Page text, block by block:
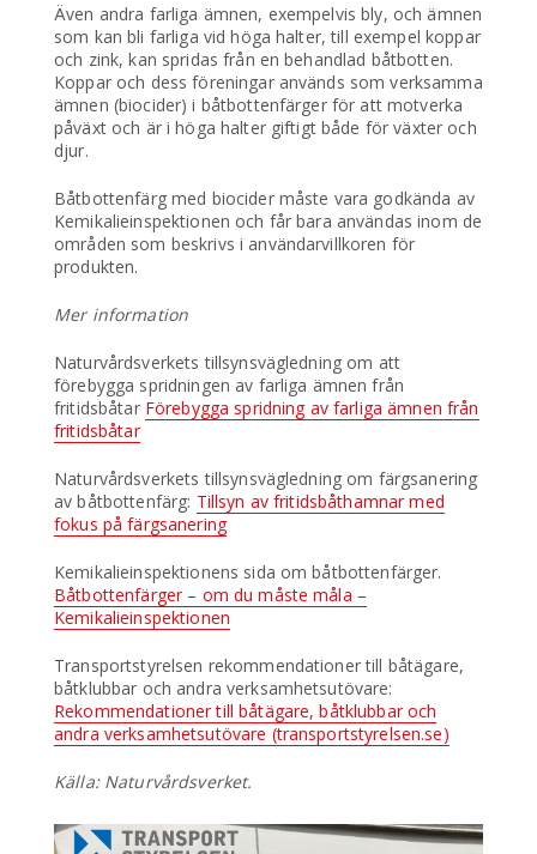
Även andra farliga ämnen, exempelvis bly, och ämnen
som kan bli farliga vid höga halter, till exempel koppar
och zink, kan spridas från en behandlad båtbotten.
Koppar och dess föreningar används som verksamma
ämnen (biocider) i båtbottenfärger för att motverka
påväxt och är i höga halter giftigt både för växter och
djur.
Båtbottenfärg med biocider måste vara godkända av
Kemikalieinspektionen och får bara användas inom de
områden som beskrivs i användarvillkoren för
produkten.
Mer information
Naturvårdsverkets tillsynsvägledning om att
förebygga spridningen av farliga ämnen från
fritidsbåtar Förebygga spridning av farliga ämnen från
fritidsbåtar
Naturvårdsverkets tillsynsvägledning om färgsanering
av båtbottenfärg: Tillsyn av fritidsbåthamnar med
fokus på färgsanering
Kemikalieinspektionens sida om båtbottenfärger.
Båtbottenfärger – om du måste måla –
Kemikalieinspektionen
Transportstyrelsen rekommendationer till båtägare,
båtklubbar och andra verksamhetsutövare:
Rekommendationer till båtägare, båtklubbar och
andra verksamhetsutövare (transportstyrelsen.se)
Källa: Naturvårdsverket.